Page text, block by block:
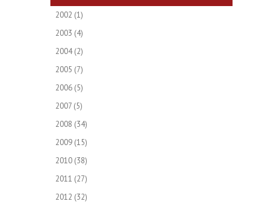
2002 (1)
2003 (4)
2004(2)
2005 (7)
2006 (5)
2007 (5)
2008 (34)
2009 (15)
2010 (38)
2011 (27)
2012 (32)